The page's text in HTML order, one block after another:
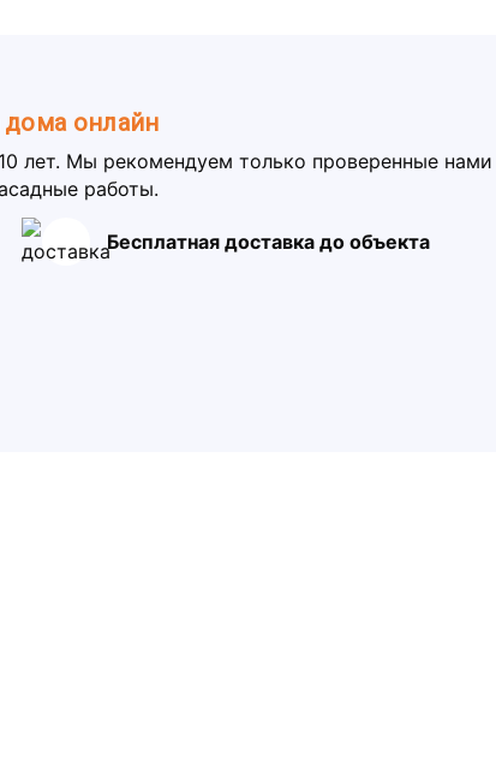
дома онлайн
лет. Мы рекомендуем только проверенные
работы.
Бесплатная доставка до объекта